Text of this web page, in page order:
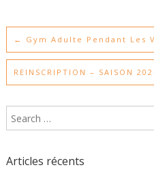
← Gym Adulte Pendant Les
REINSCRIPTION – SAISON
Articles récents